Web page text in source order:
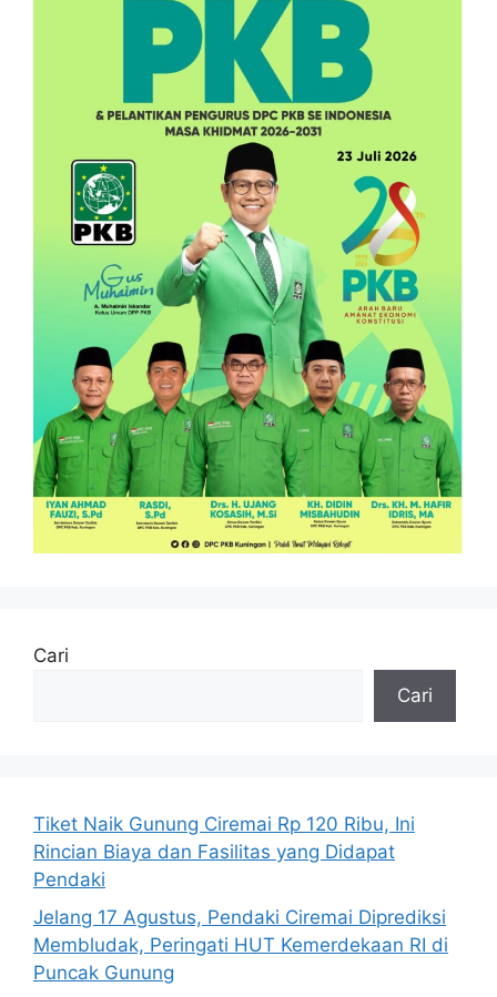
Cari
Cari
Tiket Naik Gunung Ciremai Rp 120 Ribu, Ini
Rincian Biaya dan Fasilitas yang Didapat
Pendaki
Jelang 17 Agustus, Pendaki Ciremai Diprediksi
Membludak, Peringati HUT Kemerdekaan RI di
Puncak Gunung